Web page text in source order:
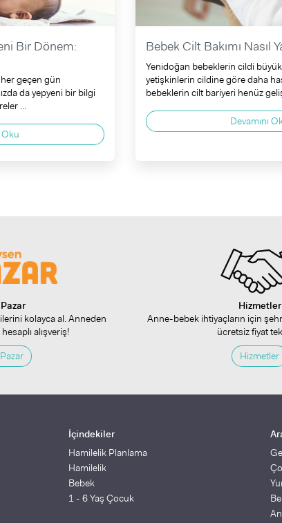
Bir Dönem:
geçen gün
da yepyeni bir bilgi
...
Oku
Bebek Cilt Bakımı Nasıl
Yenidoğan bebeklerin cildi
yetişkinlerin cildine göre daha
bebeklerin cilt bariyeri henüz
Devamını
kolayca al. Anneden
alışveriş!
Hizmetler
Anne-bebek ihtiyaçların için
ücretsiz fiyat
Hizmetler
İçindekiler
Hamilelik Planlama
Hamilelik
Bebek
1 - 6 Yaş Çocuk